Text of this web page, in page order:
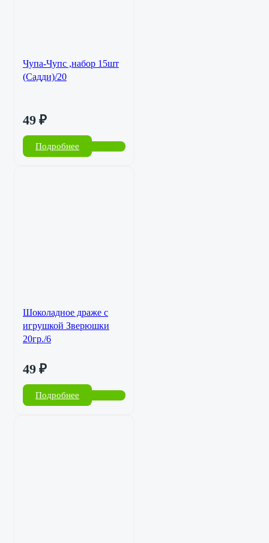
Чупа-Чупс ,набор 15шт
(Садди)/20
49 ₽
Подробнее
Шоколадное драже с
игрушкой Зверюшки
20гр./6
49 ₽
Подробнее